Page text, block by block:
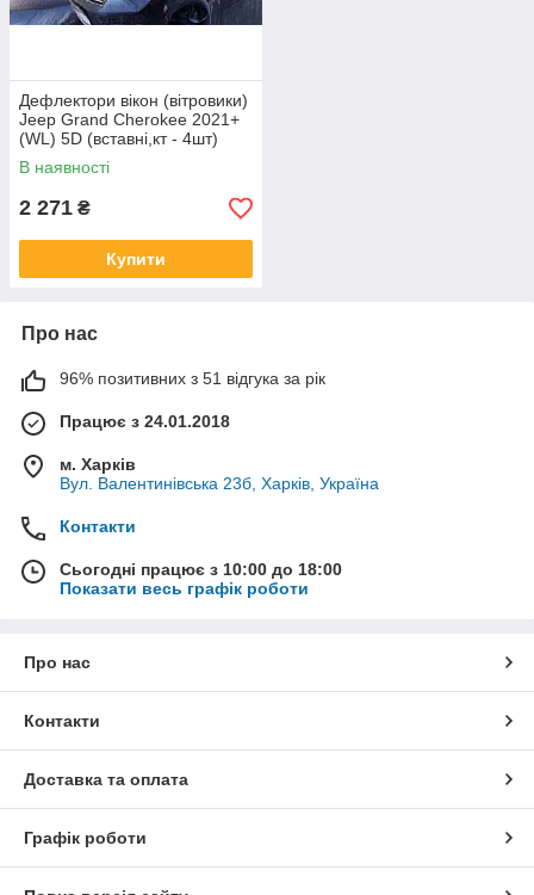
Дефлектори вікон (вітровики)
Jeep Grand Cherokee 2021+
(WL) 5D (вставні,кт - 4шт)
версія L (LSE)
В наявності
2 271 ₴
Купити
Про нас
96% позитивних з 51 відгука за рік
Працює з 24.01.2018
м. Харків
Вул. Валентинівська 23б, Харків, Україна
Контакти
Сьогодні працює з 10:00 до 18:00
Показати весь графік роботи
Про нас
Контакти
Доставка та оплата
Графік роботи